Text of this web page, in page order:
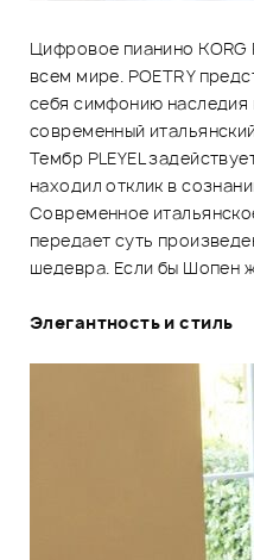
Цифровое пианино
всем мире. POETRY
себя симфонию наследия
современный
Тембр PLEYEL
находил отклик в
Современное
передает суть
шедевра. Если бы Шопен
Элегантность и стиль